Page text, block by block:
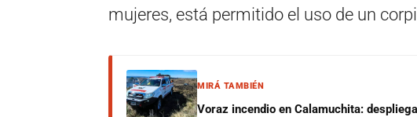
mujeres, está permitido el uso de un
MIRÁ TAMBIÉN
Voraz incendio en Calamuchita: